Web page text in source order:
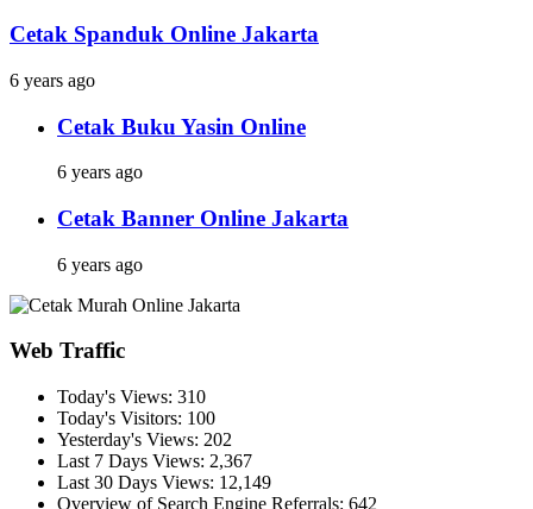
Cetak Spanduk Online Jakarta
6 years ago
Cetak Buku Yasin Online
6 years ago
Cetak Banner Online Jakarta
6 years ago
Web Traffic
Today's Views: 310
Today's Visitors: 100
Yesterday's Views: 202
Last 7 Days Views: 2,367
Last 30 Days Views: 12,149
Overview of Search Engine Referrals: 642